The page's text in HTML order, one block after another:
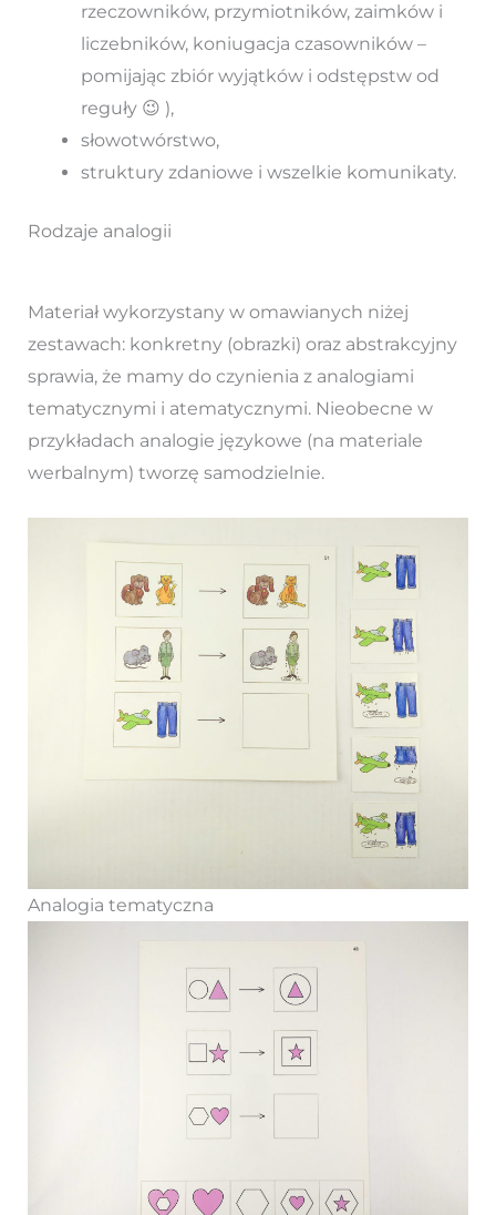
rzeczowników, przymiotników, zaimków i
liczebników, koniugacja czasowników –
pomijając zbiór wyjątków i odstępstw od
reguły 😉 ),
słowotwórstwo,
struktury zdaniowe i wszelkie komunikaty.
Rodzaje analogii
Materiał wykorzystany w omawianych niżej
zestawach: konkretny (obrazki) oraz abstrakcyjny
sprawia, że mamy do czynienia z analogiami
tematycznymi i atematycznymi. Nieobecne w
przykładach analogie językowe (na materiale
werbalnym) tworzę samodzielnie.
Analogia tematyczna